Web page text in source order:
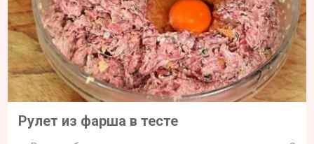
Рулет из фарша в тесте